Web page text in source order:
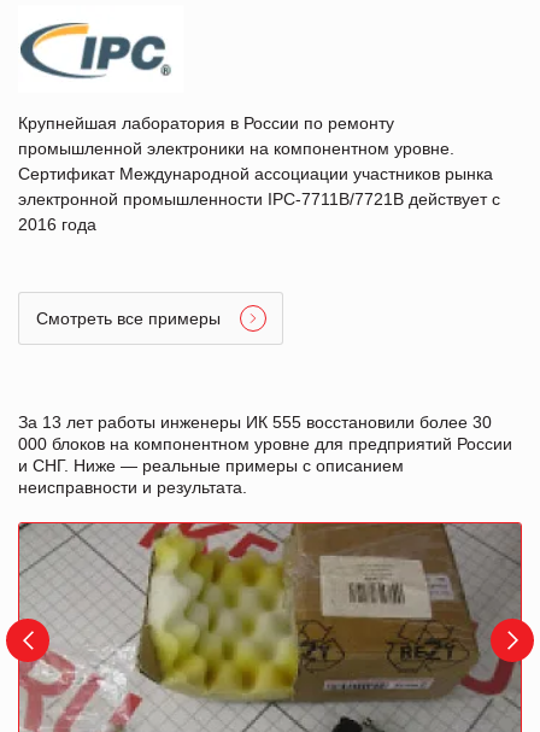
Крупнейшая лаборатория в России по ремонту
промышленной электроники на компонентном уровне.
Сертификат Международной ассоциации участников рынка
электронной промышленности IPC-7711B/7721B действует с
2016 года
Смотреть все примеры
За 13 лет работы инженеры ИК 555 восстановили более 30
000 блоков на компонентном уровне для предприятий России
и СНГ. Ниже — реальные примеры с описанием
неисправности и результата.